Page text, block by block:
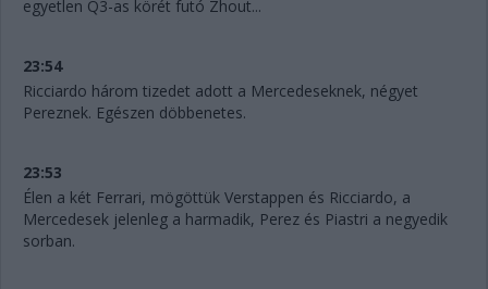
egyetlen Q3-as körét futó Zhout...
23:54
Ricciardo három tizedet adott a Mercedeseknek, négyet
Pereznek. Egészen döbbenetes.
23:53
Élen a két Ferrari, mögöttük Verstappen és Ricciardo, a
Mercedesek jelenleg a harmadik, Perez és Piastri a negyedik
sorban.